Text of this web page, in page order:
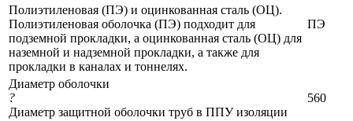
Полиэтиленовая (ПЭ) и оцинкованная сталь (ОЦ).
Полиэтиленовая оболочка (ПЭ) подходит для
подземной прокладки, а оцинкованная сталь (ОЦ) для
наземной и надземной прокладки, а также для
прокладки в каналах и тоннелях.
ПЭ
Диаметр оболочки
?
Диаметр защитной оболочки труб в ППУ изоляции
560